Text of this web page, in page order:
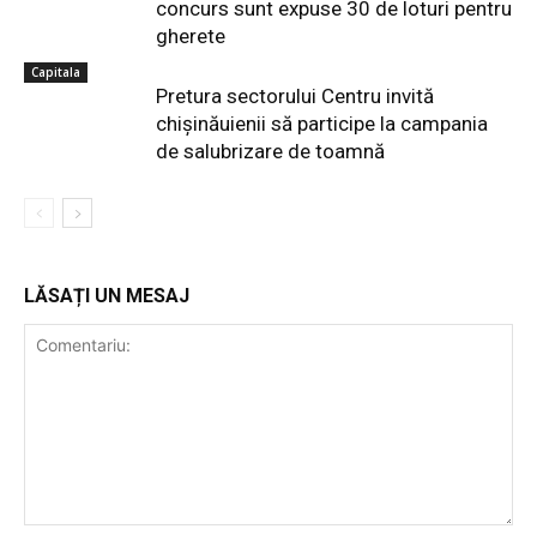
concurs sunt expuse 30 de loturi pentru
gherete
Capitala
Pretura sectorului Centru invită
chișinăuienii să participe la campania
de salubrizare de toamnă
LĂSAȚI UN MESAJ